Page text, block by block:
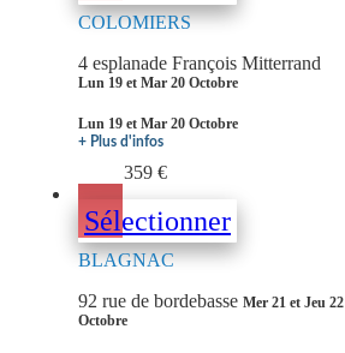
COLOMIERS
4 esplanade François Mitterrand
Lun 19 et Mar 20 Octobre
Lun 19 et Mar 20 Octobre
+ Plus d'infos
359 €
Sélectionner
BLAGNAC
92 rue de bordebasse Mer 21 et Jeu 22
Octobre